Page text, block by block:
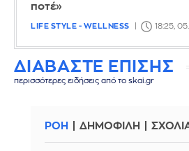
ποτέ»
LIFE STYLE - WELLNESS 18:25,
ΔΙΑΒΑΣΤΕ ΕΠΙΣΗΣ
περισσότερες ειδήσεις από το skai.gr
ΡΟΗ ΔΗΜΟΦΙΛΗ